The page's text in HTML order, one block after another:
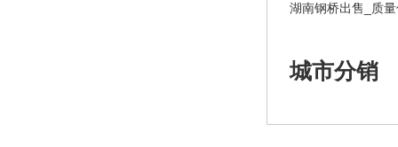
城市分销